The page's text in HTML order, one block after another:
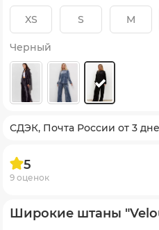
XS S M
Черный
СДЭК, Почта России от 3
5
9 оценок
Широкие штаны